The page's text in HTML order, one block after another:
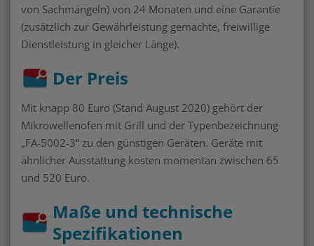
von Sachmängeln) von 24 Monaten und eine Garantie
(zusätzlich zur Gewährleistung gemachte, freiwillige
Dienstleistung in gleicher Länge).
Der Preis
Mit knapp 80 Euro (Stand August 2020) gehört der
Mikrowellenofen mit Grill und der Typenbezeichnung
„FA-5002-3“ zu den günstigen Geräten. Geräte mit
ähnlicher Ausstattung kosten momentan zwischen 65
und 520 Euro.
Maße und technische
Spezifikationen